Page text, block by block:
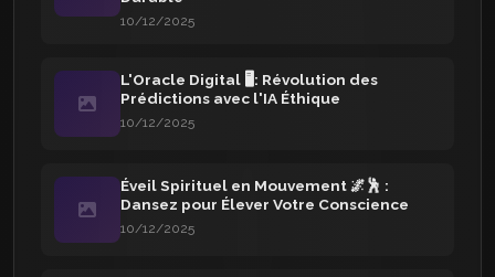
10/12/2025
L'Oracle Digital 🖥️: Révolution des
Prédictions avec l'IA Éthique
10/12/2025
Éveil Spirituel en Mouvement 🌌🕺 :
Dansez pour Élever Votre Conscience
10/12/2025